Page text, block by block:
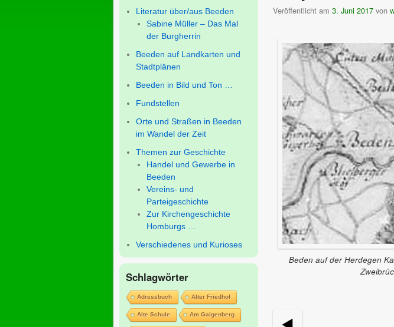
Literatur über/aus Beeden
Sabine Müller – Das Mal
der Burgherrin
Beeden auf Landkarten und
Stadtplänen
Beeden in Bild und Ton …
Fundstellen
Orte und Straßen in Beeden
im Wandel der Zeit
Themen zur Geschichte
Handel und Gewerbe in
Beeden
Vereins- und
Parteigeschichte
Zur Kirchengeschichte
Homburgs …
Verschiedenes und Kurioses
Schlagwörter
Adressbuch Alter Friedhof
Alte Schule Am Galgenberg
Veröffentlicht am 3. Juni 2017 von
Beden auf der Herdegen